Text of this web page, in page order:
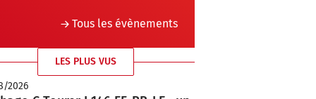
Tous les évènements
LES PLUS VUS
2026